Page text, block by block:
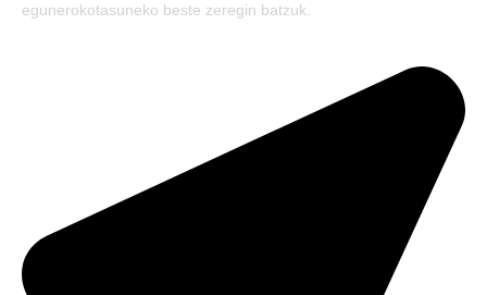
egunerokotasuneko beste zeregin batzuk.